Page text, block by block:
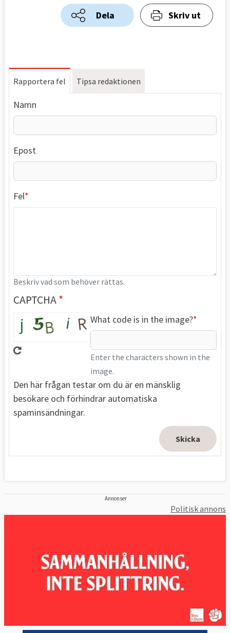
Dela Skriv ut
Rapportera fel Tipsa redaktionen
Namn
Epost
Fel
Beskriv vad som behöver rättas.
CAPTCHA
What code is in the image?
Enter the characters shown in the
image.
Den här frågan testar om du är en mänsklig
besökare och förhindrar automatiska
spaminsändningar.
Annonser
Politisk annons